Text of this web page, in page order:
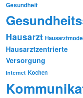
Gesundheit
Hausarzt
Hausarztzentrierte
Versorgung
Internet Kochen